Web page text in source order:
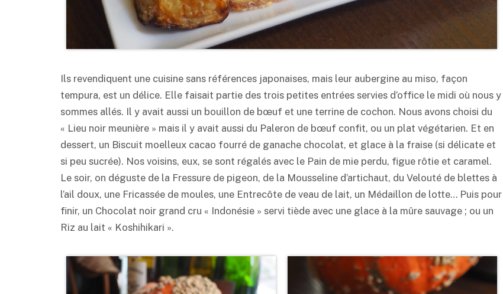
Ils revendiquent une cuisine sans références japonaises, mais leur aubergine au miso, façon
tempura, est un délice. Elle faisait partie des trois petites entrées servies d’office le midi où nous y
sommes allés. Il y avait aussi un bouillon de bœuf et une terrine de cochon. Nous avons choisi du
« Lieu noir meunière » mais il y avait aussi du Paleron de bœuf confit, ou un plat végétarien. Et en
dessert, un Biscuit moelleux cacao fourré de ganache chocolat, et glace à la fraise (si délicate et
si peu sucrée). Nos voisins, eux, se sont régalés avec le Pain de mie perdu, figue rôtie et caramel.
Le soir, on déguste de la Fressure de pigeon, de la Mousseline d’artichaut, du Velouté de blettes à
l’ail doux, une Fricassée de moules, une Entrecôte de veau de lait, un Médaillon de lotte… Puis pour
finir, un Chocolat noir grand cru « Indonésie » servi tiède avec une glace à la mûre sauvage ; ou un
Riz au lait « Koshihikari ».